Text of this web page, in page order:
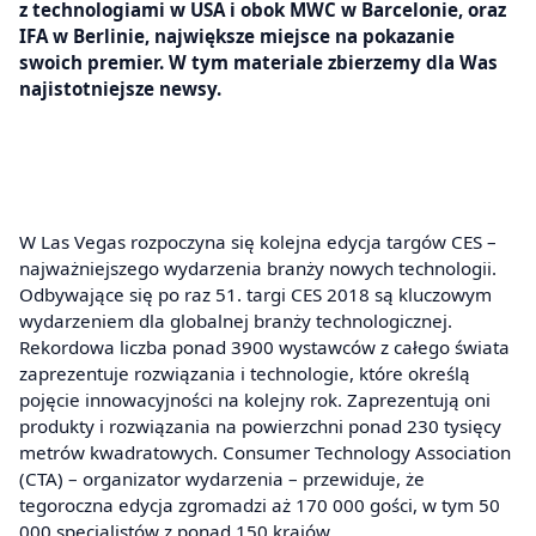
z technologiami w USA i obok MWC w Barcelonie, oraz
IFA w Berlinie, największe miejsce na pokazanie
swoich premier. W tym materiale zbierzemy dla Was
najistotniejsze newsy.
W Las Vegas rozpoczyna się kolejna edycja targów CES –
najważniejszego wydarzenia branży nowych technologii.
Odbywające się po raz 51. targi CES 2018 są kluczowym
wydarzeniem dla globalnej branży technologicznej.
Rekordowa liczba ponad 3900 wystawców z całego świata
zaprezentuje rozwiązania i technologie, które określą
pojęcie innowacyjności na kolejny rok. Zaprezentują oni
produkty i rozwiązania na powierzchni ponad 230 tysięcy
metrów kwadratowych. Consumer Technology Association
(CTA) – organizator wydarzenia – przewiduje, że
tegoroczna edycja zgromadzi aż 170 000 gości, w tym 50
000 specjalistów z ponad 150 krajów.